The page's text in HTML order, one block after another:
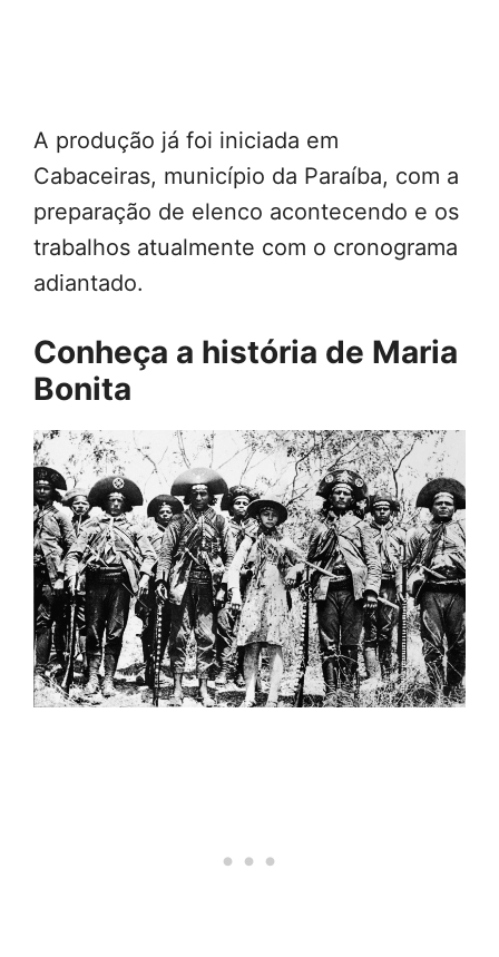
A produção já foi iniciada em
Cabaceiras, município da Paraíba, com a
preparação de elenco acontecendo e os
trabalhos atualmente com o cronograma
adiantado.
Conheça a história de Maria
Bonita